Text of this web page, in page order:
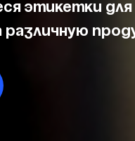
этикетки
различную